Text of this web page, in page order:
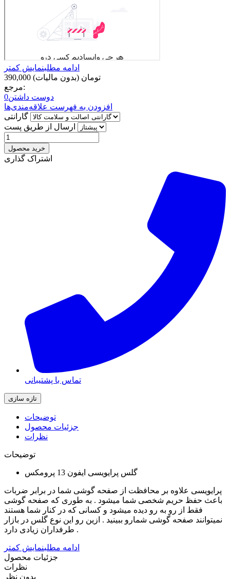
ادامه مطلبنمایش کمتر
390,000 تومان (بدون مالیات)
مرجع:
دوست داشتن0
افزودن به فهرست علاقه‌مندی‌ها
گارانتی
ارسال از طریق پست
خرید محصول
اشتراک گذاری
تماس با پشتیبانی
توضیحات
جزئیات محصول
نظرات
توضیحات
گلس پرایویسی ایفون 13 پرومکس
پرایویسی علاوه بر محافظت از صفحه گوشی شما در برابر ضربات
باعث حفظ حریم شخصی شما میشود . به طوری که صفحه گوشی
فقط از رو به رو دیده میشود و کسانی که در کنار شما هستند
نمیتوانند صفحه گوشی شمارو ببینید . ازین رو این نوع گلس در بازار
طرفداران زیادی دارد .
ادامه مطلبنمایش کمتر
جزئیات محصول
نظرات
بدون نظر